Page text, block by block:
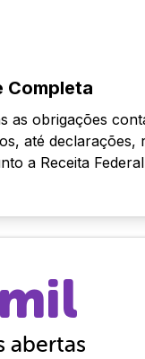
Completa
as obrigações
até declarações,
a Receita
mil
abertas